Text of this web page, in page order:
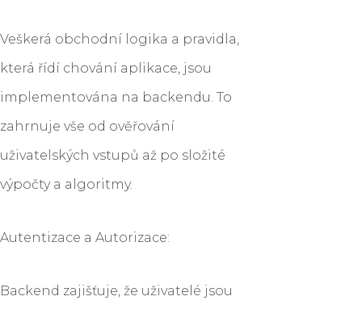
Veškerá obchodní logika a pravidla,
která řídí chování aplikace, jsou
implementována na backendu. To
zahrnuje vše od ověřování
uživatelských vstupů až po složité
výpočty a algoritmy.
Autentizace a Autorizace:
Backend zajišťuje, že uživatelé jsou